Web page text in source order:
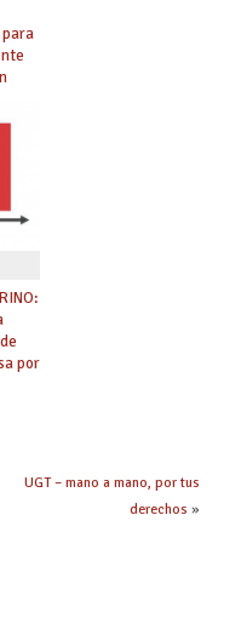
por
UGT – mano a mano, por tus
derechos »